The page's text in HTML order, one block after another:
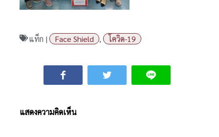
แท็ก | Face Shield , โควิด-19
แสดงความคิดเห็น